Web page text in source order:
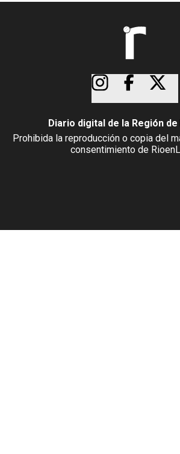
Diario digital de la Región de
Prohibida la reproducción o copia del
consentimiento de